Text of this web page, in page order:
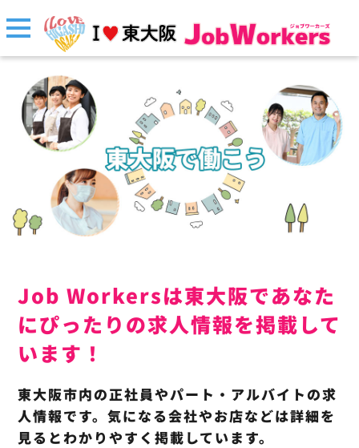
Job Workersは東大阪であなた
にぴったりの求人情報を掲載して
います！
東大阪市内の正社員やパート・アルバイトの求
人情報です。気になる会社やお店などは詳細を
見るとわかりやすく掲載しています。